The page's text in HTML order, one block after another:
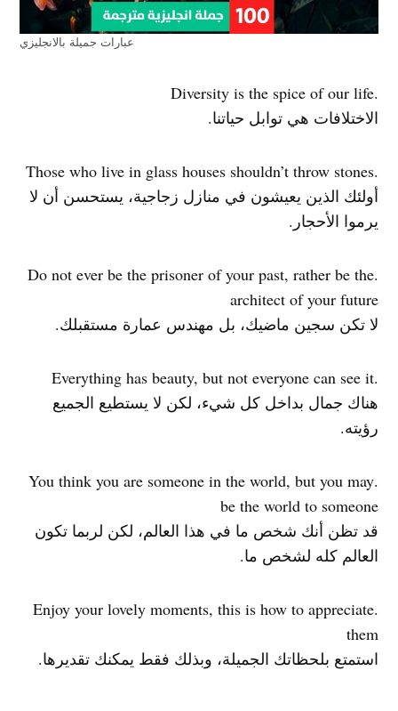
عبارات جميلة بالانجليزي
.Diversity is the spice of our life
الاختلافات هي توابل حياتنا.
.Those who live in glass houses shouldn’t throw stones
أولئك الذين يعيشون في منازل زجاجية، يستحسن أن لا
يرموا الأحجار.
.Do not ever be the prisoner of your past, rather be the
architect of your future
لا تكن سجين ماضيك، بل مهندس عمارة مستقبلك.
.Everything has beauty, but not everyone can see it
هناك جمال بداخل كل شيء، لكن لا يستطيع الجميع
رؤيته.
.You think you are someone in the world, but you may
be the world to someone
قد تظن أنك شخص ما في هذا العالم، لكن لربما تكون
العالم كله لشخص ما.
.Enjoy your lovely moments, this is how to appreciate
them
استمتع بلحظاتك الجميلة، وبذلك فقط يمكنك تقديرها.